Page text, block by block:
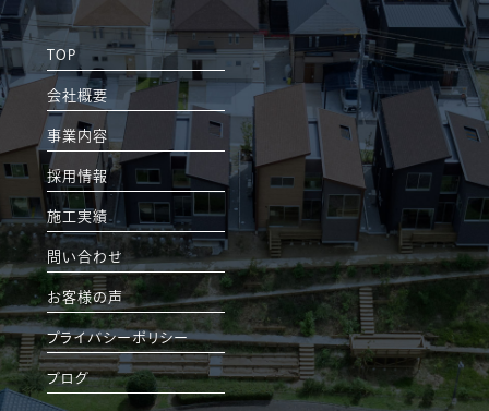
TOP
会社概要
事業内容
採用情報
施工実績
問い合わせ
お客様の声
プライバシーポリシー
ブログ